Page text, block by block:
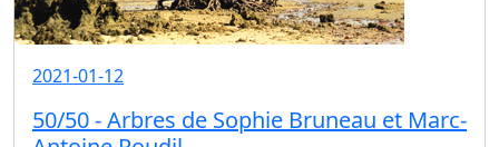
2021-01-12
50/50 - Arbres de Sophie Bruneau et Marc-